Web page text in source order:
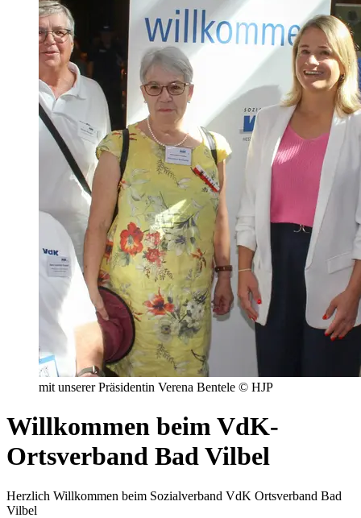
mit unserer Präsidentin Verena Bentele © HJP
Willkommen beim VdK-
Ortsverband Bad Vilbel
Herzlich Willkommen beim Sozialverband VdK Ortsverband Bad
Vilbel